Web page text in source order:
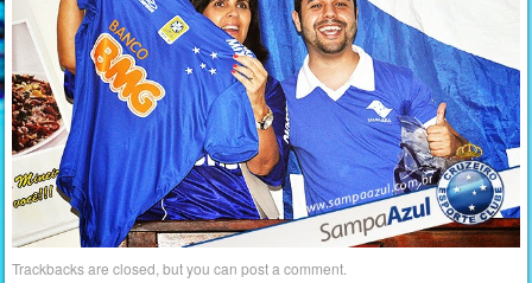
Trackbacks are closed, but you canpost a comment